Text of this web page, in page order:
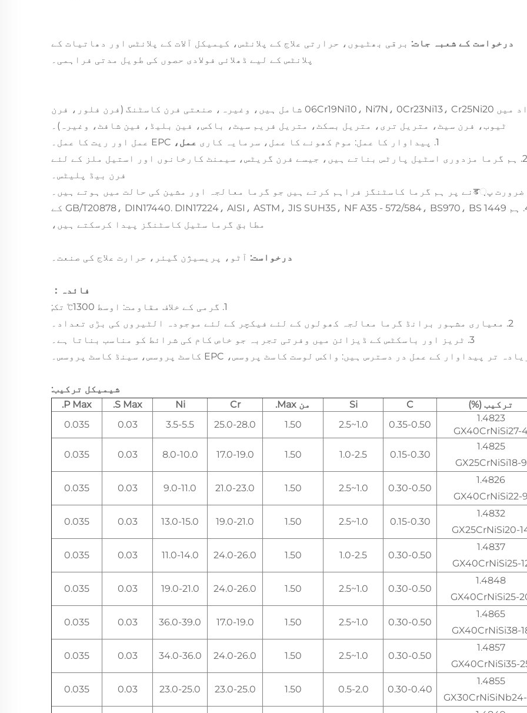
درخواست کے شعبہ جات: برقی بھٹیوں، حرارتی علاج کے پلانٹس، کیمیکل آلات کے پلانٹس اور دھاتیات کے
پلانٹس کے لیے ڈھلائی فولادی حصوں کی طویل مدتی فراہمی۔
مواد میں 06Cr19Ni10، Ni7N، 0Cr23Ni13، Cr25Ni20 شامل ہیں، وغیرہ، صنعتی فرن کاسٹنگ (فرن فلور، فرن
ٹیوب، فرن سیٹ، متریل تری، متریل بسکٹ، متریل فریم سیٹ، باکس، فین بلیڈ، فین شافٹ، وغیرہ)۔
1. پیداوار کا عمل: موم کھونے کا عمل، سرمایہ کاری
عمل، EPC عمل اور ریت کا عمل۔
2. ہم گرما مزدوری اسٹیل پارٹس بناتے ہیں، جیسے فرن گریٹس، سیمنٹ کارخانوں اور استیل ملز کے لئے
فرن بیڈ پلیٹس۔
4. ہم GB/T20878، DIN17440. DIN17224، AISI، ASTM، JIS SUH35، NF A35 - 572/584، BS970، BS 1449 کے
مطابق گرما سٹیل کاسٹنگز پیدا کرسکتے ہیں،
درخواست: آٹو، پریسیژن گیئر، حرارت علاج کی صنعت۔
فائدہ：
1. گرمی کے خلاف مقاومت: اوسط 1300℃ تک;
2. معیاری مشہور برانڈ گرما معالجہ کھولوں کے لئے فیکچر کے لئے موجودہ الٹیروں کی بڑی تعداد۔
3. ٹریز اور باسکٹس کے ڈیزائن میں وفرتی تجربہ جو خاص کام کی شرائط کو مناسب بناتا ہے۔
شیمیکل ترکیب:
ترکیب (%)
C
Si من Max. Cr
Ni
S Max.
P Max.
1.4823
GX40CrNiSi27-
0.35-0.50
1.0~2.5
1.50
25.0-28.0
3.5-5.5
0.03
0.035
1.4825
GX25CrNiSi18-9
0.15-0.30
1.0-2.5
1.50
17.0-19.0
8.0-10.0
0.03
0.035
1.4826
GX40CrNiSi22-9
0.30-0.50
1.0~2.5
1.50
21.0-23.0
9.0-11.0
0.03
0.035
1.4832
GX25CrNiSi20-
0.15-0.30
1.0~2.5
1.50
19.0-21.0
13.0-15.0
0.03
0.035
1.4837
GX40CrNiSi25-
0.30-0.50
1.0-2.5
1.50
24.0-26.0
11.0-14.0
0.03
0.035
1.4848
GX40CrNiSi25-
0.30-0.50
1.0~2.5
1.50
24.0-26.0
19.0-21.0
0.03
0.035
1.4865
GX40CrNiSi38-
0.30-0.50
1.0~2.5
1.50
17.0-19.0
36.0-39.0
0.03
0.035
1.4857
GX40CrNiSi35-
0.30-0.50
1.0~2.5
1.50
24.0-26.0
34.0-36.0
0.03
0.035
1.4855
0.30-0.40
0.5-2.0
1.50
23.0-25.0
23.0-25.0
0.03
0.035